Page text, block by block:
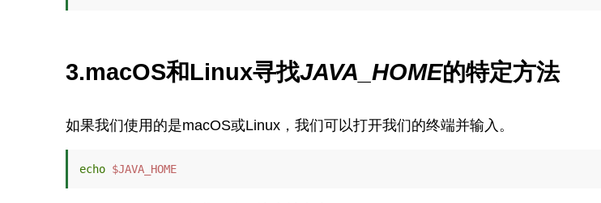
3.macOS和Linux寻找JAVA_HOME的特定方法
如果我们使用的是macOS或Linux，我们可以打开我们的终端并输入。
echo $JAVA_HOME